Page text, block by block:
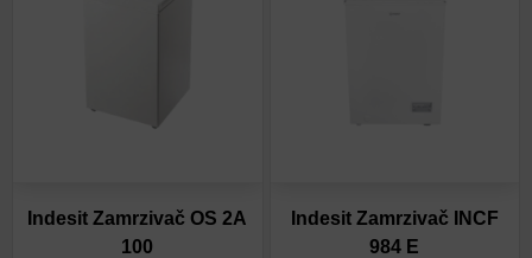
Indesit Zamrzivač OS 2A
100
Indesit Zamrzivač INCF
984 E